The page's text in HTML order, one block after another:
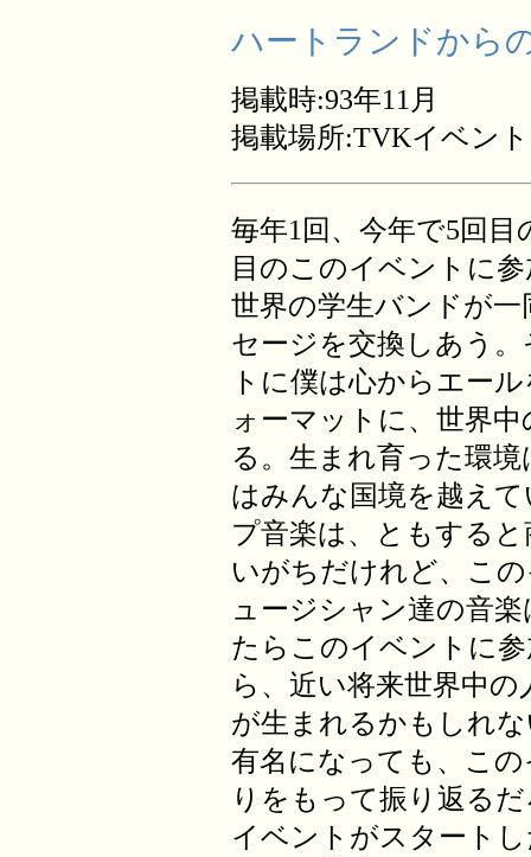
ハートランドから
掲載時:93年11月
掲載場所:TVKイベン
毎年1回、今年で5回目
目のこのイベントに
世界の学生バンドが
セージを交換しあう
トに僕は心からエー
ォーマットに、世界
る。生まれ育った環
はみんな国境を越え
プ音楽は、ともする
いがちだけれど、こ
ュージシャン達の音
たらこのイベントに
ら、近い将来世界中
が生まれるかもしれ
有名になっても、こ
りをもって振り返る
イベントがスタート